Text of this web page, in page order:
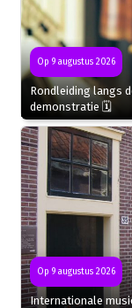
Op 9 augustus 2026
Rondleiding langs
demonstratie 🗓
Op 9 augustus 2026
Internationale